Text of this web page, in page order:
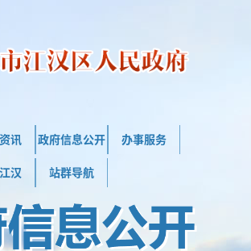
讯 政府信息公开 办事服务
汉 站群导航